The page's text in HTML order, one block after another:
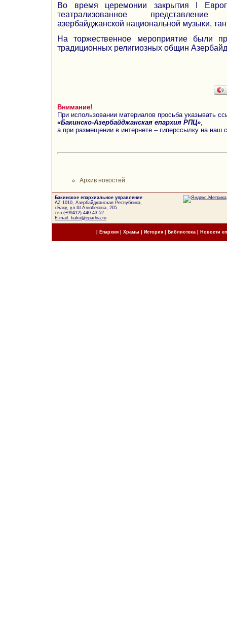
Во время церемонии закрытия I
театрализованное
азербайджанской национальной музыки,
На торжественное мероприятие были
традиционных религиозных общин
Внимание!
При использовании материалов просьба указывать
«Бакинско-Азербайджанская епархия РПЦ»
а при размещении в интернете – гиперссылку на наш
Архив новостей
Бакинское епархиальное управление
AZ 1010, Азербайджанская Республика,
г.Баку, ул.Ш.Азизбекова, 205
тел.(+99412) 440-43-52
E-mail: baku@eparhia.ru
Епархия| Храмы История| Библиотека Новости